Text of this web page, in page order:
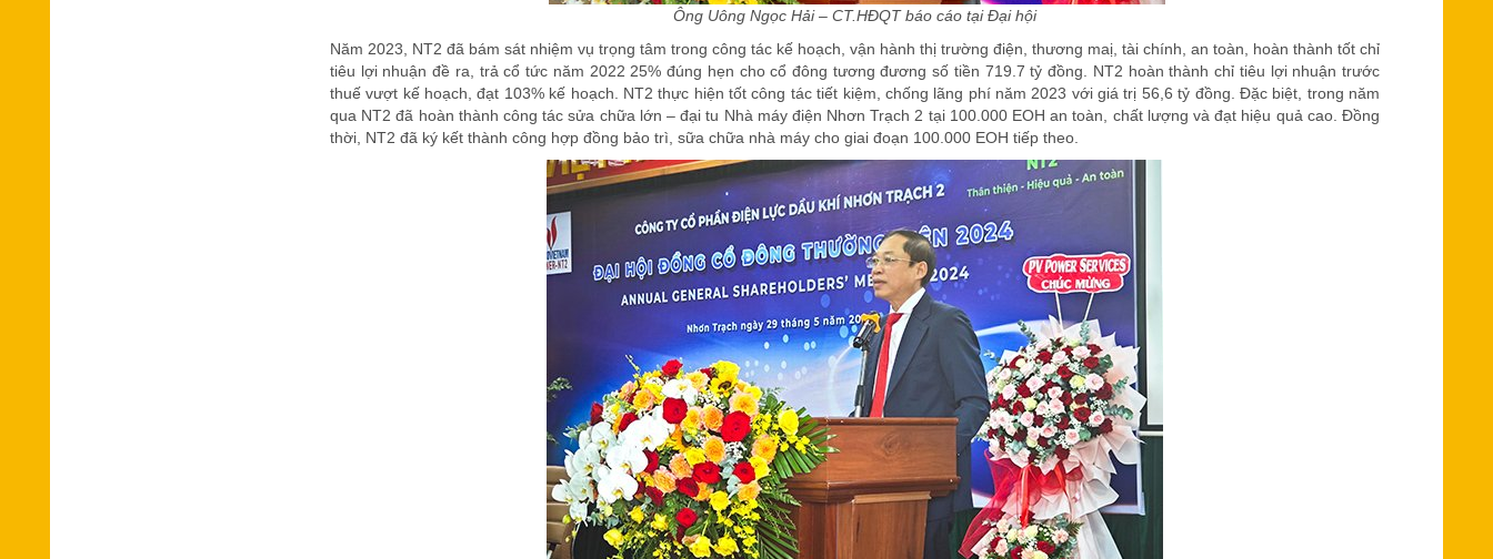
Ông Uông Ngọc Hải – CT.HĐQT báo cáo tại Đại hội
Năm 2023, NT2 đã bám sát nhiệm vụ trọng tâm trong công tác kế hoạch, vận hành thị trường điện, thương maị, tài chính, an toàn, hoàn thành tốt chỉ
tiêu lợi nhuận đề ra, trả cổ tức năm 2022 25% đúng hẹn cho cổ đông tương đương số tiền 719.7 tỷ đồng. NT2 hoàn thành chỉ tiêu lợi nhuận trước
thuế vượt kế hoạch, đạt 103% kế hoạch. NT2 thực hiện tốt công tác tiết kiệm, chống lãng phí năm 2023 với giá trị 56,6 tỷ đồng. Đặc biệt, trong năm
qua NT2 đã hoàn thành công tác sửa chữa lớn – đại tu Nhà máy điện Nhơn Trạch 2 tại 100.000 EOH an toàn, chất lượng và đạt hiệu quả cao. Đồng
thời, NT2 đã ký kết thành công hợp đồng bảo trì, sữa chữa nhà máy cho giai đoạn 100.000 EOH tiếp theo.